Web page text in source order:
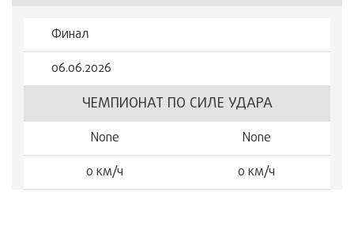
Финал
06.06.2026
ЧЕМПИОНАТ ПО СИЛЕ УДАРА
None
None
0 км/ч
0 км/ч